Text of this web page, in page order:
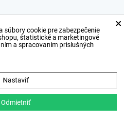
×
cookie pre zabezpečenie
štatistické a marketingové
a spracovaním príslušných
Nastaviť
Odmietniť